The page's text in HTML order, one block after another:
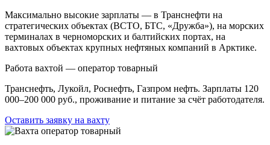
Максимально высокие зарплаты — в Транснефти на
стратегических объектах (ВСТО, БТС, «Дружба»), на морских
терминалах в черноморских и балтийских портах, на
вахтовых объектах крупных нефтяных компаний в Арктике.
Работа вахтой — оператор товарный
Транснефть, Лукойл, Роснефть, Газпром нефть. Зарплаты 120
000–200 000 руб., проживание и питание за счёт работодателя.
Оставить заявку на вахту